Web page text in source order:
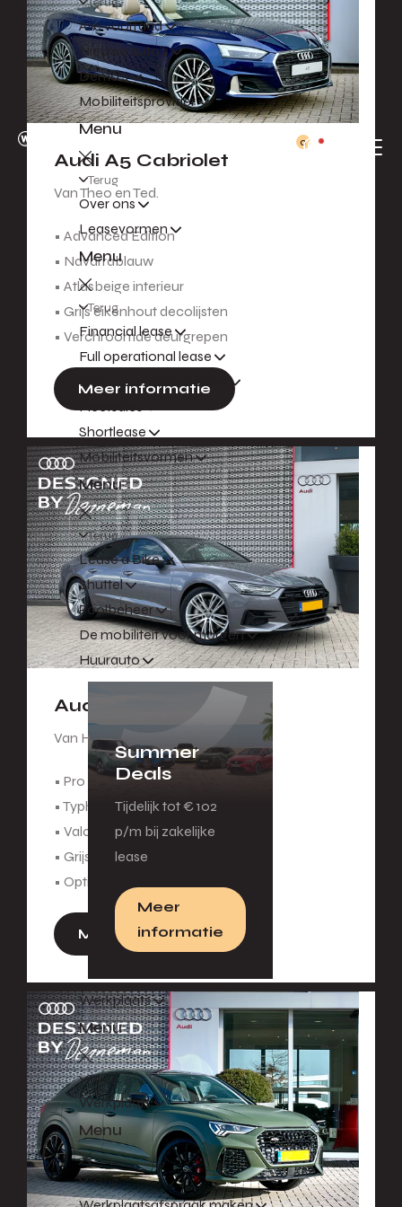
Alle voorraad
Nieuwe auto's
Demo's
Mobiliteitsprovider
Menu
Terug
Over ons
Leasevormen
Menu
Terug
Financial lease
Full operational lease
Netto operational lease
Shortlease
Mobiliteitsvormen
Menu
Terug
Lease a Bike
Shuttel
Poolbeheer
De mobiliteit voor morgen
Huurauto
Summer
Deals
Tijdelijk tot € 102
p/m bij zakelijke
lease
Meer
informatie
Werkplaats
Menu
Terug
Werkplaats
Menu
Terug
0
Audi A5 Cabriolet
Van Theo en Ted.
• Advanced Edition
• Navarrablauw
• Atlasbeige interieur
• Grijs eikenhout decolijsten
• Verchroomde deurgrepen
Meer informatie
Audi A7 Sportback
Van Hans.
• Pro Line Plus
• Typhoon grijs
• Valcona leder interieur
• Grijs eikenhout decolijsten
• Optiekpakket zwart
Meer informatie